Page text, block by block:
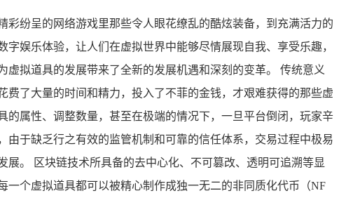
纷呈的网络游戏里那些令人眼花缭乱的酷炫装备，到充满活力的
娱乐体验，让人们在虚拟世界中能够尽情展现自我、享受乐趣，
拟道具的发展带来了全新的发展机遇和深刻的变革。 传统意义
费了大量的时间和精力，投入了不菲的金钱，才艰难获得的那些虚
属性、调整数量，甚至在极端的情况下，一旦平台倒闭，玩家辛
于缺乏行之有效的监管机制和可靠的信任体系，交易过程中极易
。 区块链技术所具备的去中心化、不可篡改、透明可追溯等显
个虚拟道具都可以被精心制作成独一无二的非同质化代币（NF